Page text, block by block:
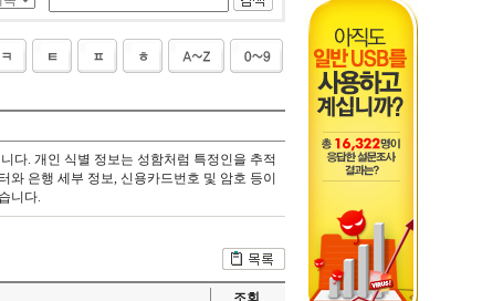
다. 개인 식별 정보는 성함처럼 특정인을 추적
은행 세부 정보, 신용카드번호 및 암호 등이
니다.
조회